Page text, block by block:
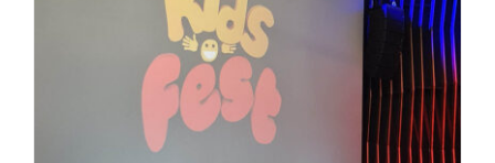
Glumica Hristina Popović proglasila 16. Kids fest
otvorenim
Život i zabava